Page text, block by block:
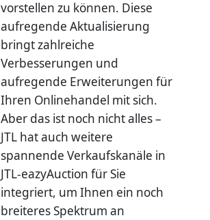
vorstellen zu können. Diese
aufregende Aktualisierung
bringt zahlreiche
Verbesserungen und
aufregende Erweiterungen für
Ihren Onlinehandel mit sich.
Aber das ist noch nicht alles –
JTL hat auch weitere
spannende Verkaufskanäle in
JTL-eazyAuction für Sie
integriert, um Ihnen ein noch
breiteres Spektrum an